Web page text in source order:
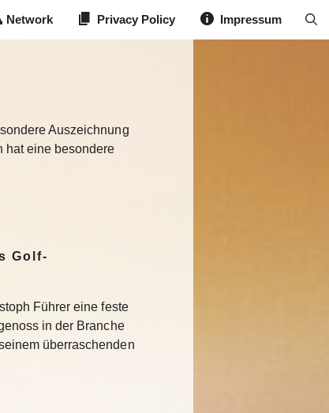
Network Privacy Policy Impressum
Auszeichnung
hat eine besondere
Golf-
Führer eine feste
in der Branche
überraschenden